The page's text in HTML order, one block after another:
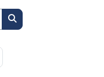
Rechercher des cours